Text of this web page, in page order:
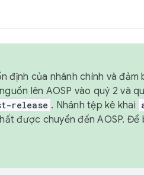
định của nhánh chính và
lên AOSP vào quý 2 và
release . Nhánh tệp kê khai
được chuyển đến AOSP.